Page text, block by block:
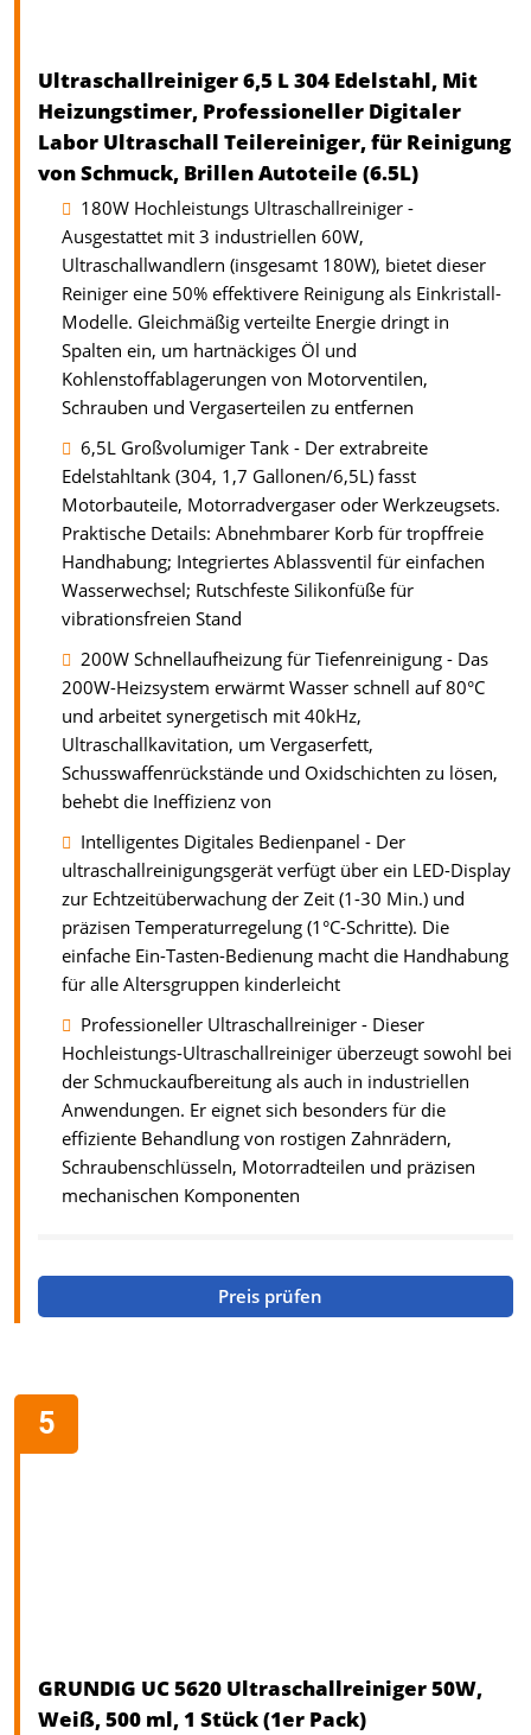
Ultraschallreiniger 6,5 L 304 Edelstahl, Mit
Heizungstimer, Professioneller Digitaler
Labor Ultraschall Teilereiniger, für Reinigung
von Schmuck, Brillen Autoteile (6.5L)
180W Hochleistungs Ultraschallreiniger -
Ausgestattet mit 3 industriellen 60W,
Ultraschallwandlern (insgesamt 180W), bietet dieser
Reiniger eine 50% effektivere Reinigung als Einkristall-
Modelle. Gleichmäßig verteilte Energie dringt in
Spalten ein, um hartnäckiges Öl und
Kohlenstoffablagerungen von Motorventilen,
Schrauben und Vergaserteilen zu entfernen
6,5L Großvolumiger Tank - Der extrabreite
Edelstahltank (304, 1,7 Gallonen/6,5L) fasst
Motorbauteile, Motorradvergaser oder Werkzeugsets.
Praktische Details: Abnehmbarer Korb für tropffreie
Handhabung; Integriertes Ablassventil für einfachen
Wasserwechsel; Rutschfeste Silikonfüße für
vibrationsfreien Stand
200W Schnellaufheizung für Tiefenreinigung - Das
200W-Heizsystem erwärmt Wasser schnell auf 80°C
und arbeitet synergetisch mit 40kHz,
Ultraschallkavitation, um Vergaserfett,
Schusswaffenrückstände und Oxidschichten zu lösen,
behebt die Ineffizienz von
Intelligentes Digitales Bedienpanel - Der
ultraschallreinigungsgerät verfügt über ein LED-Display
zur Echtzeitüberwachung der Zeit (1-30 Min.) und
präzisen Temperaturregelung (1°C-Schritte). Die
einfache Ein-Tasten-Bedienung macht die Handhabung
für alle Altersgruppen kinderleicht
Professioneller Ultraschallreiniger - Dieser
Hochleistungs-Ultraschallreiniger überzeugt sowohl bei
der Schmuckaufbereitung als auch in industriellen
Anwendungen. Er eignet sich besonders für die
effiziente Behandlung von rostigen Zahnrädern,
Schraubenschlüsseln, Motorradteilen und präzisen
mechanischen Komponenten
Preis prüfen
GRUNDIG UC 5620 Ultraschallreiniger 50W,
Weiß, 500 ml, 1 Stück (1er Pack)